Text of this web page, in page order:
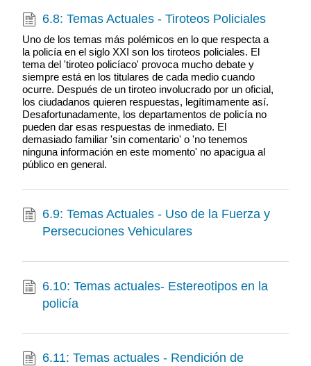
6.8: Temas Actuales - Tiroteos Policiales
Uno de los temas más polémicos en lo que respecta a
la policía en el siglo XXI son los tiroteos policiales. El
tema del 'tiroteo policíaco' provoca mucho debate y
siempre está en los titulares de cada medio cuando
ocurre. Después de un tiroteo involucrado por un oficial,
los ciudadanos quieren respuestas, legítimamente así.
Desafortunadamente, los departamentos de policía no
pueden dar esas respuestas de inmediato. El
demasiado familiar 'sin comentario' o 'no tenemos
ninguna información en este momento' no apacigua al
público en general.
6.9: Temas Actuales - Uso de la Fuerza y
Persecuciones Vehiculares
6.10: Temas actuales- Estereotipos en la
policía
6.11: Temas actuales - Rendición de